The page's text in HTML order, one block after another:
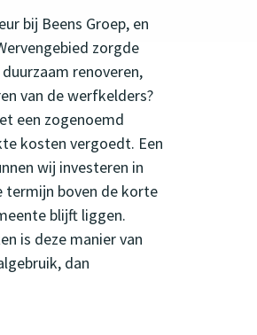
bij Beens Groep, en
zorgde
renoveren,
van de werfkelders?
een zogenoemd
kosten vergoedt. Een
wij investeren in
termijn boven de korte
blijft liggen.
is deze manier van
dan